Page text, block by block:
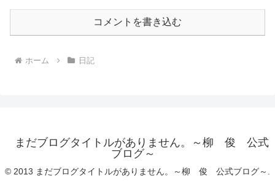
コメントを書き込む
ホーム 日記
まだブログタイトルがありません。～柳 俊 公式
ブログ～
© 2013 まだブログタイトルがありません。～柳 俊 公式ブログ～.